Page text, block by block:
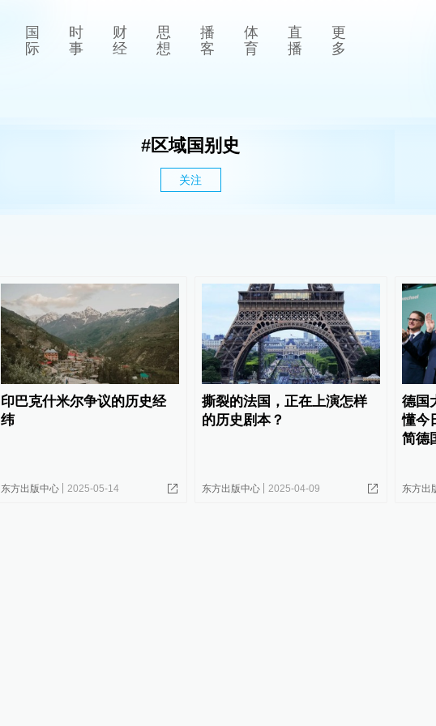
国
际
时
事
财
经
思
想
播
客
体
育
直
播
更
多
#区域国别史
关注
印巴克什米尔争议的历史经
纬
东方出版中心 2025-05-14
撕裂的法国，正在上演怎样
的历史剧本？
东方出版中心 2025-04-09
德国
懂今
简德
东方出